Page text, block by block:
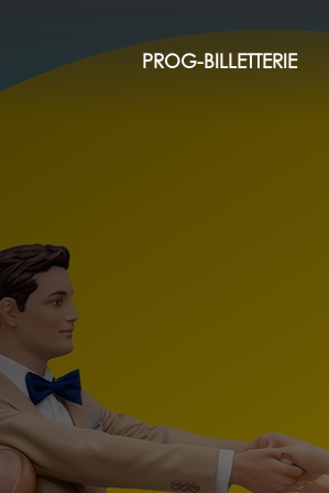
PROG-BILLETTERIE